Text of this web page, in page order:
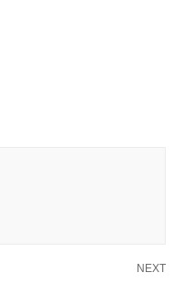
NEXT